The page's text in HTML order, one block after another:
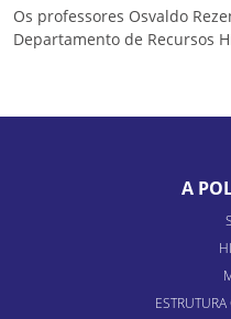
Os professores Osvaldo
Departamento de Recursos
A